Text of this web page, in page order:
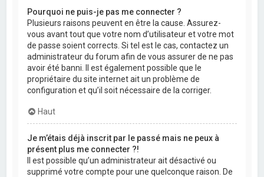
Pourquoi ne puis-je pas me connecter ?
Plusieurs raisons peuvent en être la cause. Assurez-
vous avant tout que votre nom d’utilisateur et votre mot
de passe soient corrects. Si tel est le cas, contactez un
administrateur du forum afin de vous assurer de ne pas
avoir été banni. Il est également possible que le
propriétaire du site internet ait un problème de
configuration et qu’il soit nécessaire de la corriger.
Haut
Je m’étais déjà inscrit par le passé mais ne peux à
présent plus me connecter ?!
Il est possible qu’un administrateur ait désactivé ou
supprimé votre compte pour une quelconque raison. De